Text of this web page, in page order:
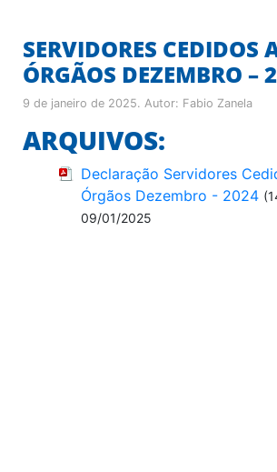
SERVIDORES CEDIDOS
ÓRGÃOS DEZEMBRO –
9 de janeiro de 2025. Autor: Fabio Zanela
ARQUIVOS:
Declaração Servidores
Órgãos Dezembro - 2024
09/01/2025